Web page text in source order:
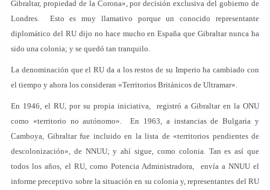
Gibraltar, propiedad de la Corona», por decisión exclusiva del gobierno de
Londres. Esto es muy llamativo porque un conocido representante
diplomático del RU dijo no hace mucho en España que Gibraltar nunca ha
sido una colonia; y se quedó tan tranquilo.
La denominación que el RU da a los restos de su Imperio ha cambiado con
el tiempo y ahora los consideran «Territorios Británicos de Ultramar».
En 1946, el RU, por su propia iniciativa, registró a Gibraltar en la ONU
como «territorio no autónomo». En 1963, a instancias de Bulgaria y
Camboya, Gibraltar fue incluido en la lista de «territorios pendientes de
descolonización», de NNUU; y ahí sigue, como colonia. Tan es así que
todos los años, el RU, como Potencia Administradora, envía a NNUU el
informe preceptivo sobre la situación en su colonia y, representantes del RU